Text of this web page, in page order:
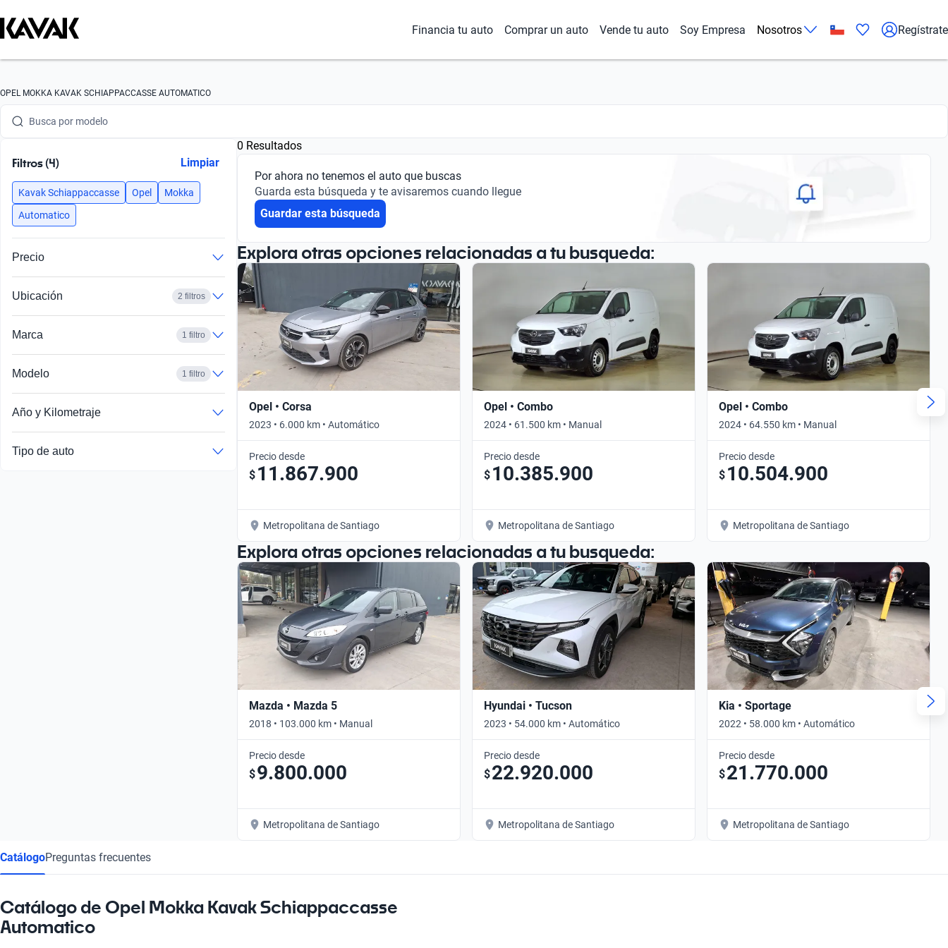
Financia tu auto Comprar un auto Vende tu auto Soy Empresa Nosotros Regístrate
OPEL MOKKA KAVAK SCHIAPPACCASSE AUTOMATICO
Busca por marca
Busca por modelo
Busca por año
Busca por marca
Busca por versión
Filtros (4) Limpiar
Kavak Schiappaccasse Opel
Mokka
Automatico
Precio
Ubicación 2 filtros
Marca 1 filtro
Modelo 1 filtro
Año y Kilometraje
Tipo de auto
0 Resultados
Por ahora no tenemos el auto que buscas
Guarda esta búsqueda y te avisaremos cuando llegue
Guardar esta búsqueda
Explora otras opciones relacionadas a tu busqueda:
Opel • Corsa
2023 • 6.000 km • Automático
Precio desde
$ 11.867.900
Metropolitana de Santiago
Opel • Combo
2024 • 61.500 km • Manual
Precio desde
$ 10.385.900
Metropolitana de Santiago
Opel • Combo
2024 • 64.550 km • Manual
Precio desde
$ 10.504.900
Metropolitana de Santiago
Explora otras opciones relacionadas a tu busqueda:
Mazda • Mazda 5
2018 • 103.000 km • Manual
Precio desde
$9.800.000
Metropolitana de Santiago
Hyundai • Tucson
2023 • 54.000 km • Automático
Precio desde
$22.920.000
Metropolitana de Santiago
Kia • Sportage
2022 • 58.000 km • Automático
Precio desde
$21.770.000
Metropolitana de Santiago
CatálogoPreguntas frecuentes
Catálogo de Opel Mokka Kavak Schiappaccasse
Automatico